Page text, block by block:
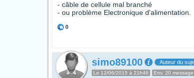
- câble de cellule mal branché
- ou problème Electronique d'alimentation.
0
simo89100 Auteur du
Le 12/06/2015 à 21h46 Env. 20 message